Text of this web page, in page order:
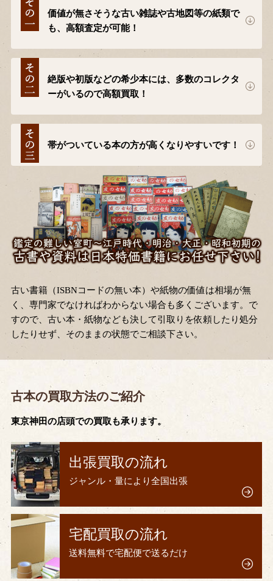
価値が無さそうな古い雑誌や古地図等の紙類で
も、高額査定が可能！
絶版や初版などの希少本には、多数のコレクタ
ーがいるので高額買取！
帯がついている本の方が高くなりやすいです！
古い書籍（ISBNコードの無い本）や紙物の価値は相場が無
く、専門家でなければわからない場合も多くございます。で
すので、古い本・紙物なども決して引取りを依頼したり処分
したりせず、そのままの状態でご相談下さい。
古本の買取方法のご紹介
東京神田の店頭での買取も承ります。
出張買取の流れ
ジャンル・量により全国出張
宅配買取の流れ
送料無料で宅配便で送るだけ